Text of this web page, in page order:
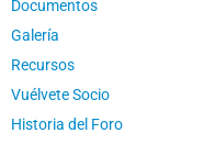
Documentos
Galería
Recursos
Vuélvete Socio
Historia del Foro